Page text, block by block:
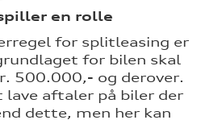
en rolle
for splitleasing er
for bilen skal
500.000,- og derover.
aftaler på biler der
dette, men her kan